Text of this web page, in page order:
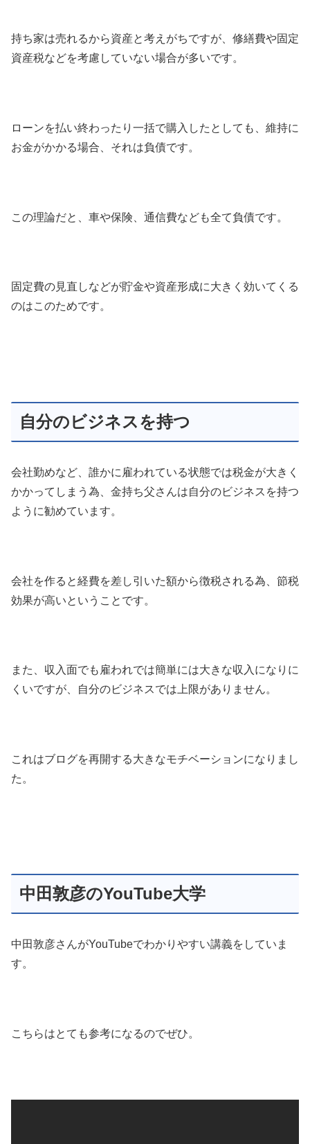
持ち家は売れるから資産と考えがちですが、修繕費や固定
資産税などを考慮していない場合が多いです。
ローンを払い終わったり一括で購入したとしても、維持に
お金がかかる場合、それは負債です。
この理論だと、車や保険、通信費なども全て負債です。
固定費の見直しなどが貯金や資産形成に大きく効いてくる
のはこのためです。
自分のビジネスを持つ
会社勤めなど、誰かに雇われている状態では税金が大きく
かかってしまう為、金持ち父さんは自分のビジネスを持つ
ように勧めています。
会社を作ると経費を差し引いた額から徴税される為、節税
効果が高いということです。
また、収入面でも雇われでは簡単には大きな収入になりに
くいですが、自分のビジネスでは上限がありません。
これはブログを再開する大きなモチベーションになりまし
た。
中田敦彦のYouTube大学
中田敦彦さんがYouTubeでわかりやすい講義をしていま
す。
こちらはとても参考になるのでぜひ。